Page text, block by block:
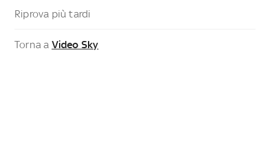
Riprova più tardi
Torna a Video Sky